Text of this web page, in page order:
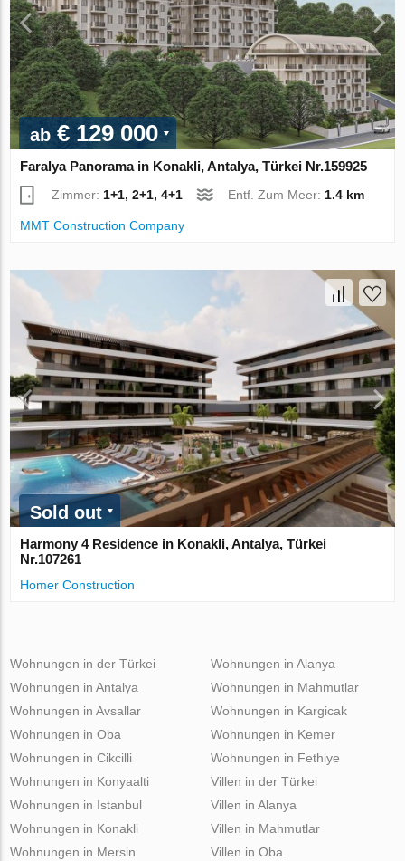
ab € 129 000
Faralya Panorama in Konakli, Antalya, Türkei Nr.159925
Zimmer:1+1, 2+1, 4+1 Entf. Zum Meer:1.4 km
MMT Construction Company
Sold out
Harmony 4 Residence in Konakli, Antalya, Türkei
Nr.107261
Homer Construction
Wohnungen in der Türkei
Wohnungen in Antalya
Wohnungen in Avsallar
Wohnungen in Oba
Wohnungen in Cikcilli
Wohnungen in Alanya
Wohnungen in Mahmutlar
Wohnungen in Kargicak
Wohnungen in Kemer
Wohnungen in Fethiye
Wohnungen in Konyaalti
Wohnungen in Istanbul
Wohnungen in Konakli
Wohnungen in Mersin
Villen in der Türkei
Villen in Alanya
Villen in Mahmutlar
Villen in Oba